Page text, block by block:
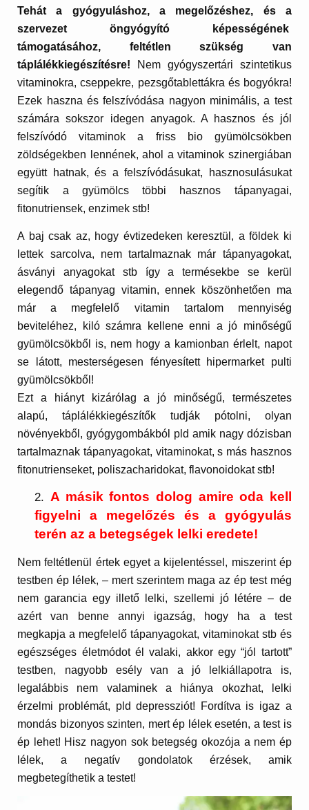
Tehát a gyógyuláshoz, a megelőzéshez, és a
szervezet öngyógyító képességének
támogatásához, feltétlen szükség van
táplálékkiegészítésre! Nem gyógyszertári szintetikus
vitaminokra, cseppekre, pezsgőtablettákra és bogyókra!
Ezek haszna és felszívódása nagyon minimális, a test
számára sokszor idegen anyagok. A hasznos és jól
felszívódó vitaminok a friss bio gyümölcsökben
zöldségekben lennének, ahol a vitaminok szinergiában
együtt hatnak, és a felszívódásukat, hasznosulásukat
segítik a gyümölcs többi hasznos tápanyagai,
fitonutriensek, enzimek stb!
A baj csak az, hogy évtizedeken keresztül, a földek ki
lettek sarcolva, nem tartalmaznak már tápanyagokat,
ásványi anyagokat stb így a termésekbe se kerül
elegendő tápanyag vitamin, ennek köszönhetően ma
már a megfelelő vitamin tartalom mennyiség
beviteléhez, kiló számra kellene enni a jó minőségű
gyümölcsökből is, nem hogy a kamionban érlelt, napot
se látott, mesterségesen fényesített hipermarket pulti
gyümölcsökből!
Ezt a hiányt kizárólag a jó minőségű, természetes
alapú, táplálékkiegészítők tudják pótolni, olyan
növényekből, gyógygombákból pld amik nagy dózisban
tartalmaznak tápanyagokat, vitaminokat, s más hasznos
fitonutrienseket, poliszacharidokat, flavonoidokat stb!
A másik fontos dolog amire oda kell
figyelni a megelőzés és a gyógyulás
terén az a betegségek lelki eredete!
Nem feltétlenül értek egyet a kijelentéssel, miszerint ép
testben ép lélek, – mert szerintem maga az ép test még
nem garancia egy illető lelki, szellemi jó létére – de
azért van benne annyi igazság, hogy ha a test
megkapja a megfelelő tápanyagokat, vitaminokat stb és
egészséges életmódot él valaki, akkor egy “jól tartott”
testben, nagyobb esély van a jó lelkiállapotra is,
legalábbis nem valaminek a hiánya okozhat, lelki
érzelmi problémát, pld depressziót! Fordítva is igaz a
mondás bizonyos szinten, mert ép lélek esetén, a test is
ép lehet! Hisz nagyon sok betegség okozója a nem ép
lélek, a negatív gondolatok érzések, amik
megbetegíthetik a testet!